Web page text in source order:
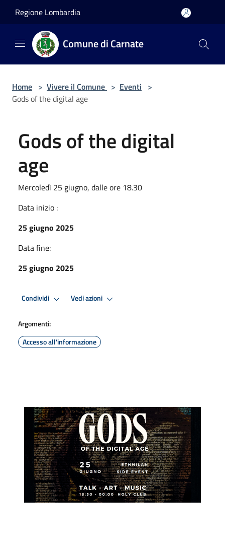
Regione Lombardia
Comune di Carnate
Home > Vivere il Comune > Eventi >
Gods of the digital age
Gods of the digital
age
Mercoledì 25 giugno, dalle ore 18.30
Data inizio :
25 giugno 2025
Data fine:
25 giugno 2025
Condividi Vedi azioni
Argomenti:
Accesso all'informazione